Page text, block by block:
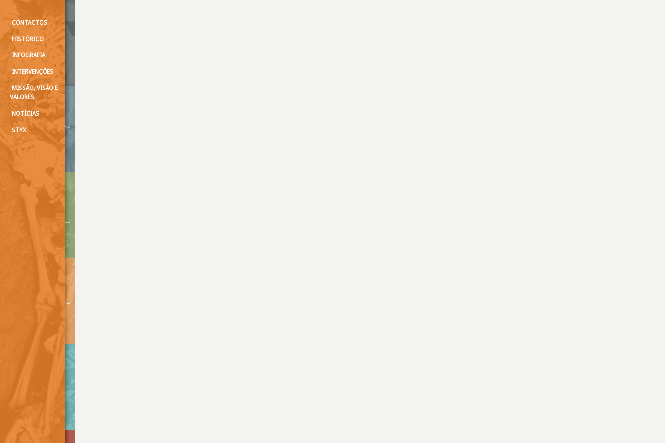
CONTACTOS
HISTÓRICO
INFOGRAFIA
INTERVENÇÕES
MISSÃO, VISÃO E
VALORES
NOTÍCIAS
STYX